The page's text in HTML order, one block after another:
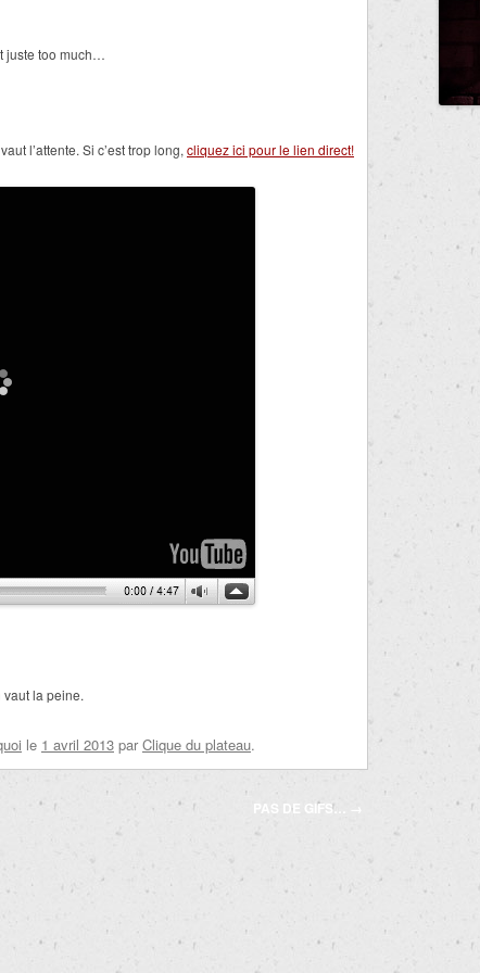
juste too much…
l’attente. Si c’est trop long, cliquez ici pour le lien direct!
vaut la peine.
le 1 avril 2013 par Clique du plateau.
PAS DE GIFS… →